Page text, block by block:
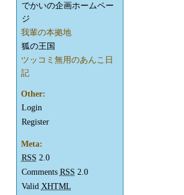
でかいの企画ホームペー
ジ
我輩の本拠地
狐の王国
ツッコミ無用のあんこ日
記
Other:
Login
Register
Meta:
RSS 2.0
Comments RSS 2.0
Valid XHTML